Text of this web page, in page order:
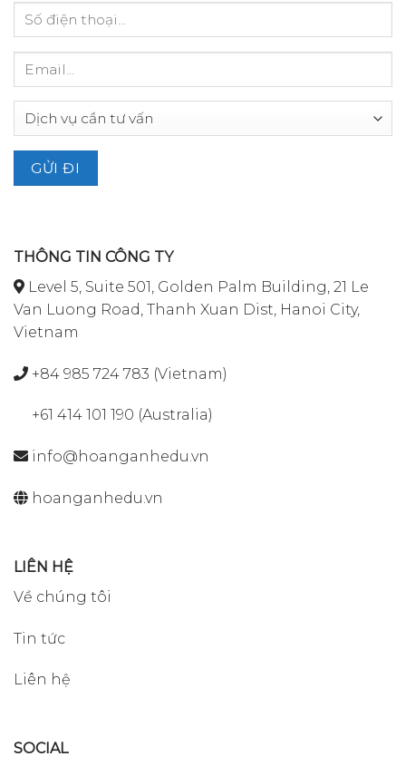
THÔNG TIN CÔNG TY
Level 5, Suite 501, Golden Palm Building, 21 Le
Van Luong Road, Thanh Xuan Dist, Hanoi City,
Vietnam
+84 985 724 783 (Vietnam)
+61 414 101 190 (Australia)
info@hoanganhedu.vn
hoanganhedu.vn
LIÊN HỆ
Về chúng tôi
Tin tức
Liên hệ
SOCIAL